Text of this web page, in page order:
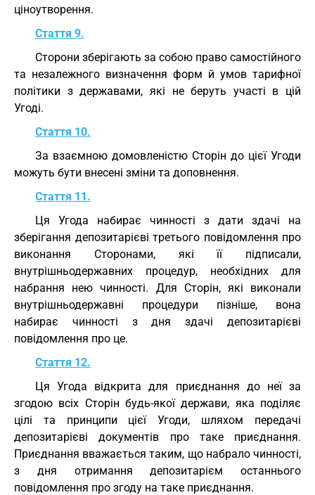
ціноутворення.
Стаття 9.
Сторони зберігають за собою право самостійного
та незалежного визначення форм й умов тарифної
політики з державами, які не беруть участі в цій
Угоді.
Стаття 10.
За взаємною домовленістю Сторін до цієї Угоди
можуть бути внесені зміни та доповнення.
Стаття 11.
Ця Угода набирає чинності з дати здачі на
зберігання депозитарієві третього повідомлення про
виконання Сторонами, які її підписали,
внутрішньодержавних процедур, необхідних для
набрання нею чинності. Для Сторін, які виконали
внутрішньодержавні процедури пізніше, вона
набирає чинності з дня здачі депозитарієві
повідомлення про це.
Стаття 12.
Ця Угода відкрита для приєднання до неї за
згодою всіх Сторін будь-якої держави, яка поділяє
цілі та принципи цієї Угоди, шляхом передачі
депозитарієві документів про таке приєднання.
Приєднання вважається таким, що набрало чинності,
з дня отримання депозитарієм останнього
повідомлення про згоду на таке приєднання.